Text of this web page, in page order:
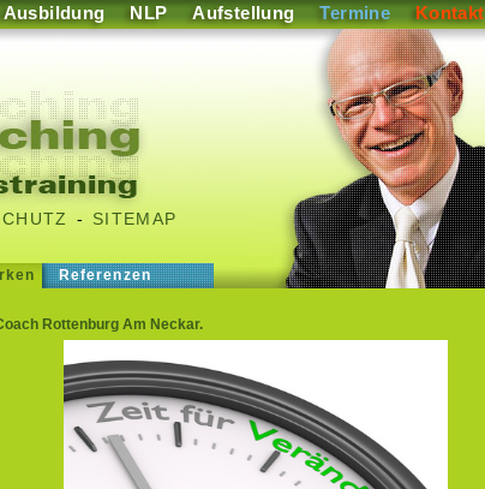
Ausbildung NLP Aufstellung Termine Kontakt
- SITEMAP
Referenzen
Rottenburg Am Neckar.